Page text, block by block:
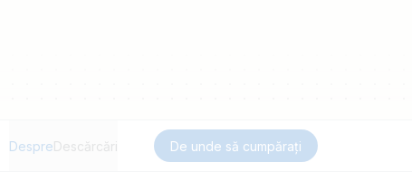
DespreDescărcări De unde să cumpărați